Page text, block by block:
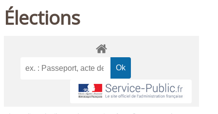
Élections